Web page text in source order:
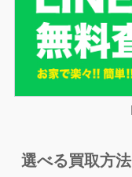
選べる買取方法